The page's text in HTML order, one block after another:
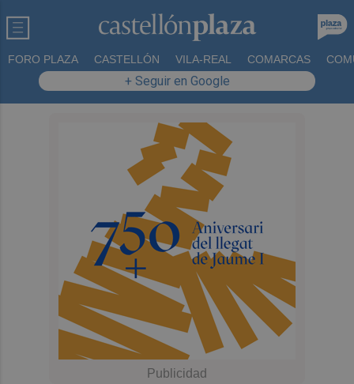
FORO PLAZA CASTELLÓN VILA-REAL COMARCAS
+ Seguir en Google